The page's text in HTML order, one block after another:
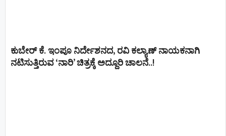
ಕುಬೇರ್ ಕೆ. ಇಂಪೂ ನಿರ್ದೇಶನದ, ರವಿ ಕಲ್ಯಾಣ್‍ ನಾಯಕನಾಗಿ
ನಟಿಸುತ್ತಿರುವ ‘ನಾರಿ’ ಚಿತ್ರಕ್ಕೆ ಅದ್ದೂರಿ ಚಾಲನೆ..!